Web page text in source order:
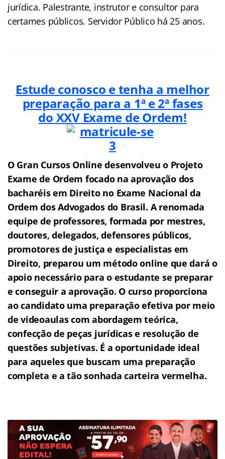
jurídica. Palestrante, instrutor e consultor para
certames públicos. Servidor Público há 25 anos.
Estude conosco e tenha a melhor
preparação para a 1ª e 2ª fases
do XXV Exame de Ordem!
O Gran Cursos Online desenvolveu o Projeto
Exame de Ordem focado na aprovação dos
bacharéis em Direito no Exame Nacional da
Ordem dos Advogados do Brasil. A renomada
equipe de professores, formada por mestres,
doutores, delegados, defensores públicos,
promotores de justiça e especialistas em
Direito, preparou um método online que dará o
apoio necessário para o estudante se preparar
e conseguir a aprovação. O curso proporciona
ao candidato uma preparação efetiva por meio
de videoaulas com abordagem teórica,
confecção de peças jurídicas e resolução de
questões subjetivas. É a oportunidade ideal
para aqueles que buscam uma preparação
completa e a tão sonhada carteira vermelha.